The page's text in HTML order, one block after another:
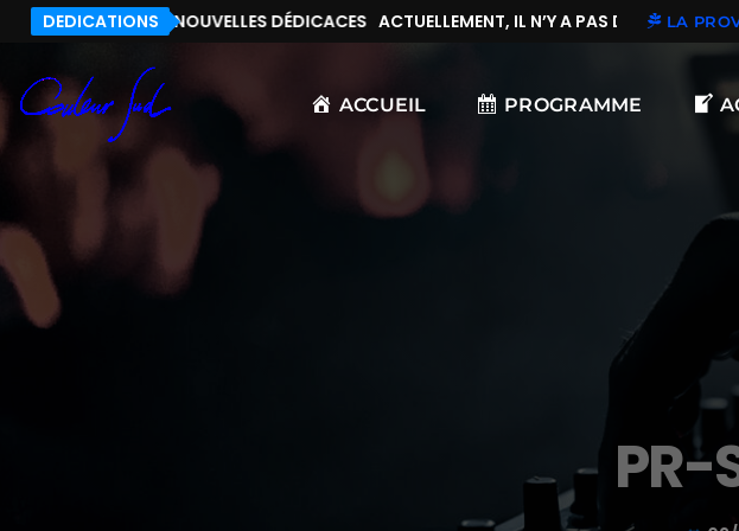
DEDICATIONS
IL N’Y A PAS DE NOUVELLES DÉDICACES ACTUELLEMENT, IL N’Y A PAS DE NOUVELLES
LA
ACCUEIL PROGRAMME
PR-